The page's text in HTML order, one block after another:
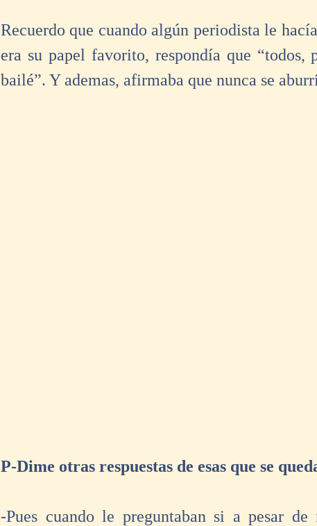
Recuerdo que cuando algún periodista le
era su papel favorito, respondía que
bailé”. Y ademas, afirmaba que nunca se
P-Dime otras respuestas de esas que se
-Pues cuando le preguntaban si a pesar